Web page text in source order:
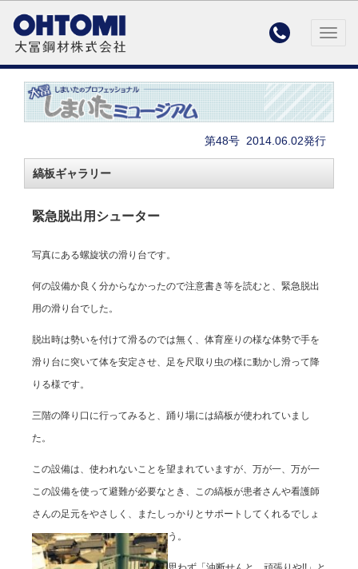

第48号 2014.06.02発行
縞板ギャラリー
緊急脱出用シューター
写真にある螺旋状の滑り台です。
何の設備か良く分からなかったので注意書き等を読むと、緊急脱出
用の滑り台でした。
脱出時は勢いを付けて滑るのでは無く、体育座りの様な体勢で手を
滑り台に突いて体を安定させ、足を尺取り虫の様に動かし滑って降
りる様です。
三階の降り口に行ってみると、踊り場には縞板が使われていまし
た。
この設備は、使われないことを望まれていますが、万が一、万が一
この設備を使って避難が必要なとき、この縞板が患者さんや看護師
さんの足元をやさしく、またしっかりとサポートしてくれるでしょ
う。